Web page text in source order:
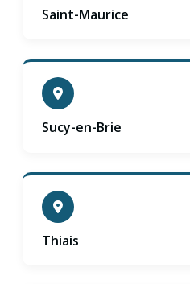
Saint-Maurice
Sucy-en-Brie
Thiais